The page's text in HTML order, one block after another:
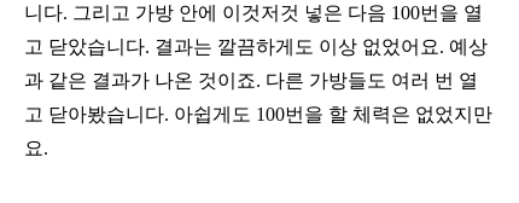
니다. 그리고 가방 안에 이것저것 넣은 다음 100번을 열
고 닫았습니다. 결과는 깔끔하게도 이상 없었어요. 예상
과 같은 결과가 나온 것이죠. 다른 가방들도 여러 번 열
고 닫아봤습니다. 아쉽게도 100번을 할 체력은 없었지만
요.